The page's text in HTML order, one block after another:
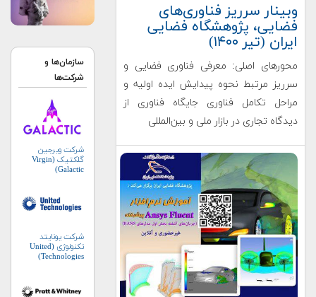
وبینار سرریز فناوری‌های
فضایی، پژوهشگاه فضایی
ایران (تیر ۱۴۰۰)
محورهای اصلی: معرفی فناوری فضایی و
سرریز مرتبط نحوه پیدایش ایده اولیه و
مراحل تکامل فناوری جایگاه فناوری از
دیدگاه تجاری در بازار ملی و بین‌المللی
سازمان‌ها و
شرکت‌ها
شرکت ویرجین
گلکتیک (Virgin
Galactic)
شرکت یونایتد
تکنولوژی (United
Technologies)